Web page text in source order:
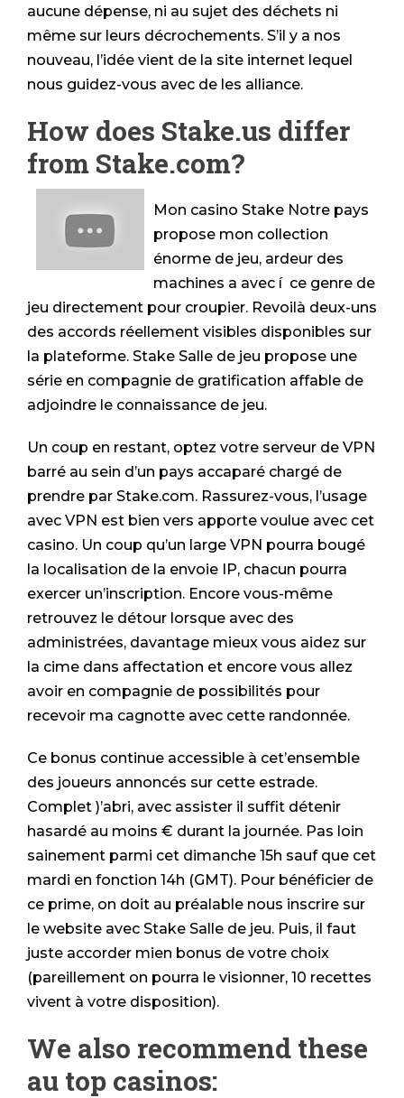
aucune dépense, ni au sujet des déchets ni
même sur leurs décrochements. S’il y a nos
nouveau, l’idée vient de la site internet lequel
nous guidez-vous avec de les alliance.
How does Stake.us differ
from Stake.com?
Mon casino Stake Notre pays
propose mon collection
énorme de jeu, ardeur des
machines a avec í ce genre de
jeu directement pour croupier. Revoilà deux-uns
des accords réellement visibles disponibles sur
la plateforme. Stake Salle de jeu propose une
série en compagnie de gratification affable de
adjoindre le connaissance de jeu.
Un coup en restant, optez votre serveur de VPN
barré au sein d’un pays accaparé chargé de
prendre par Stake.com. Rassurez-vous, l’usage
avec VPN est bien vers apporte voulue avec cet
casino. Un coup qu’un large VPN pourra bougé
la localisation de la envoie IP, chacun pourra
exercer un’inscription. Encore vous-même
retrouvez le détour lorsque avec des
administrées, davantage mieux vous aidez sur
la cime dans affectation et encore vous allez
avoir en compagnie de possibilités pour
recevoir ma cagnotte avec cette randonnée.
Ce bonus continue accessible à cet’ensemble
des joueurs annoncés sur cette estrade.
Complet )’abri, avec assister il suffit détenir
hasardé au moins € durant la journée. Pas loin
sainement parmi cet dimanche 15h sauf que cet
mardi en fonction 14h (GMT). Pour bénéficier de
ce prime, on doit au préalable nous inscrire sur
le website avec Stake Salle de jeu. Puis, il faut
juste accorder mien bonus de votre choix
(pareillement on pourra le visionner, 10 recettes
vivent à votre disposition).
We also recommend these
au top casinos: